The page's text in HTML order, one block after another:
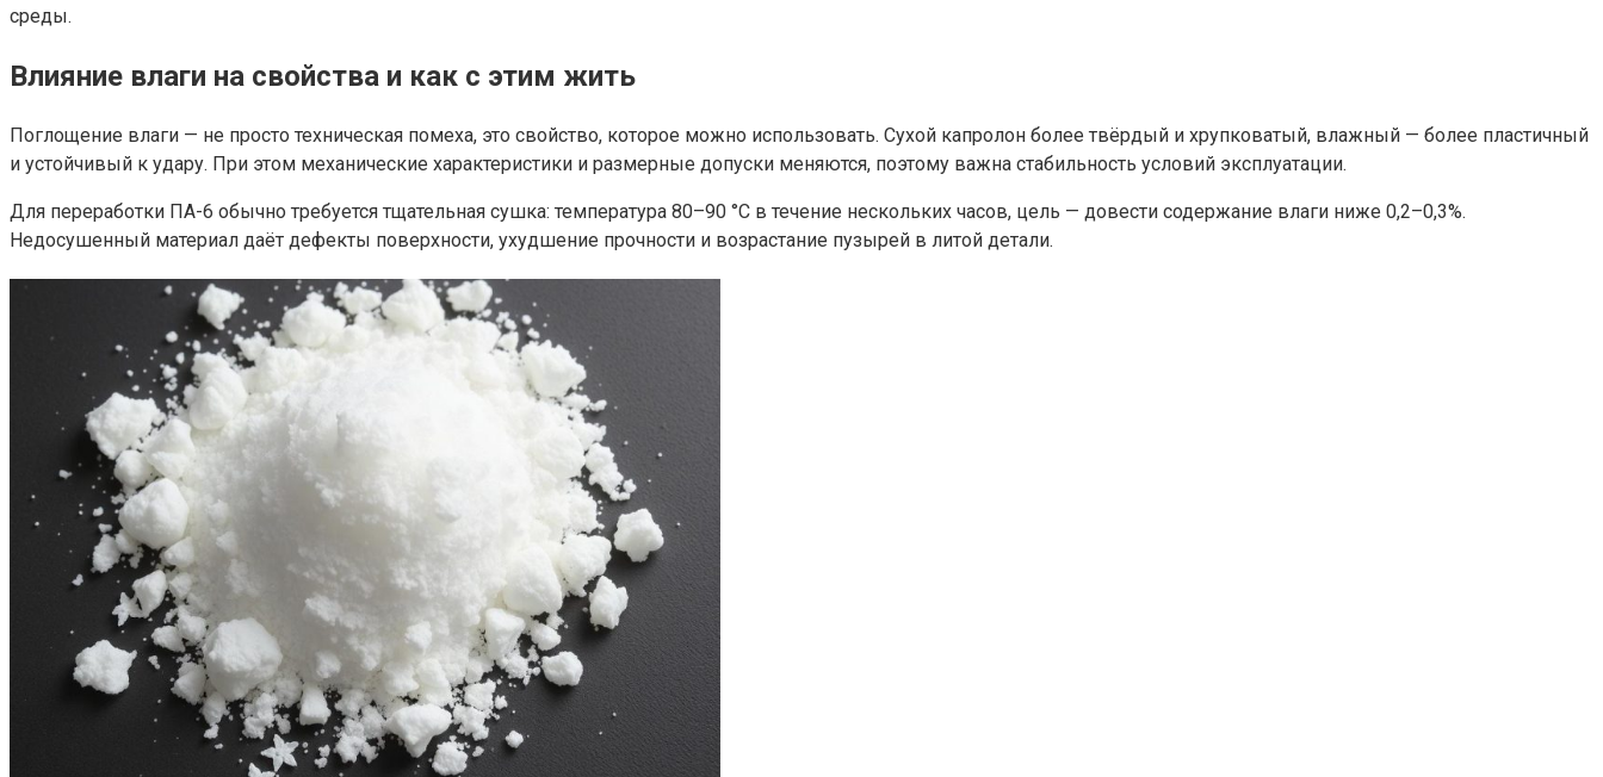
среды.
Влияние влаги на свойства и как с этим жить
Поглощение влаги — не просто техническая помеха, это свойство, которое можно использовать. Сухой капролон более твёрдый и хрупковатый, влажный — более пластичный
и устойчивый к удару. При этом механические характеристики и размерные допуски меняются, поэтому важна стабильность условий эксплуатации.
Для переработки ПА-6 обычно требуется тщательная сушка: температура 80–90 °C в течение нескольких часов, цель — довести содержание влаги ниже 0,2–0,3%.
Недосушенный материал даёт дефекты поверхности, ухудшение прочности и возрастание пузырей в литой детали.